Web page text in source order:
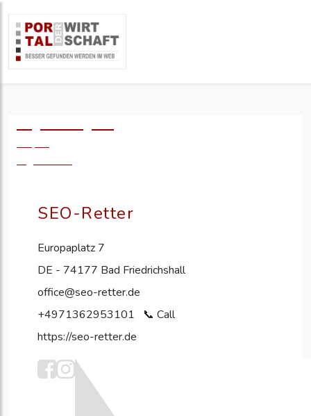
SEO-Retter
Europaplatz 7
DE - 74177 Bad Friedrichshall
office@seo-retter.de
+4971362953101
https://seo-retter.de